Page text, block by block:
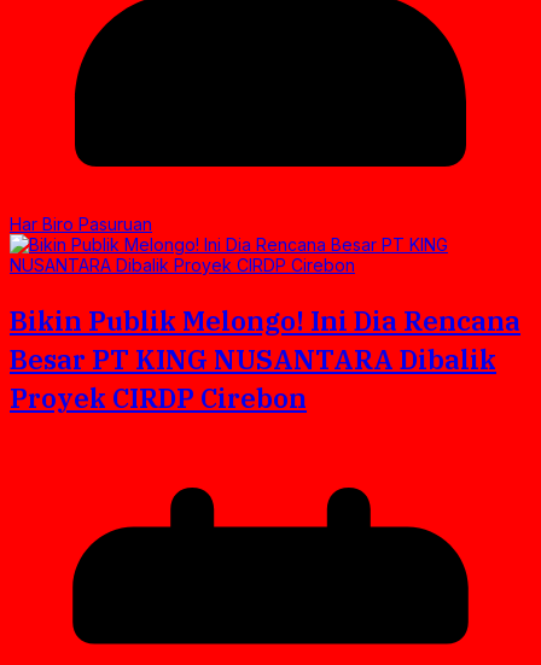
Har Biro Pasuruan
Bikin Publik Melongo! Ini Dia Rencana
Besar PT KING NUSANTARA Dibalik
Proyek CIRDP Cirebon